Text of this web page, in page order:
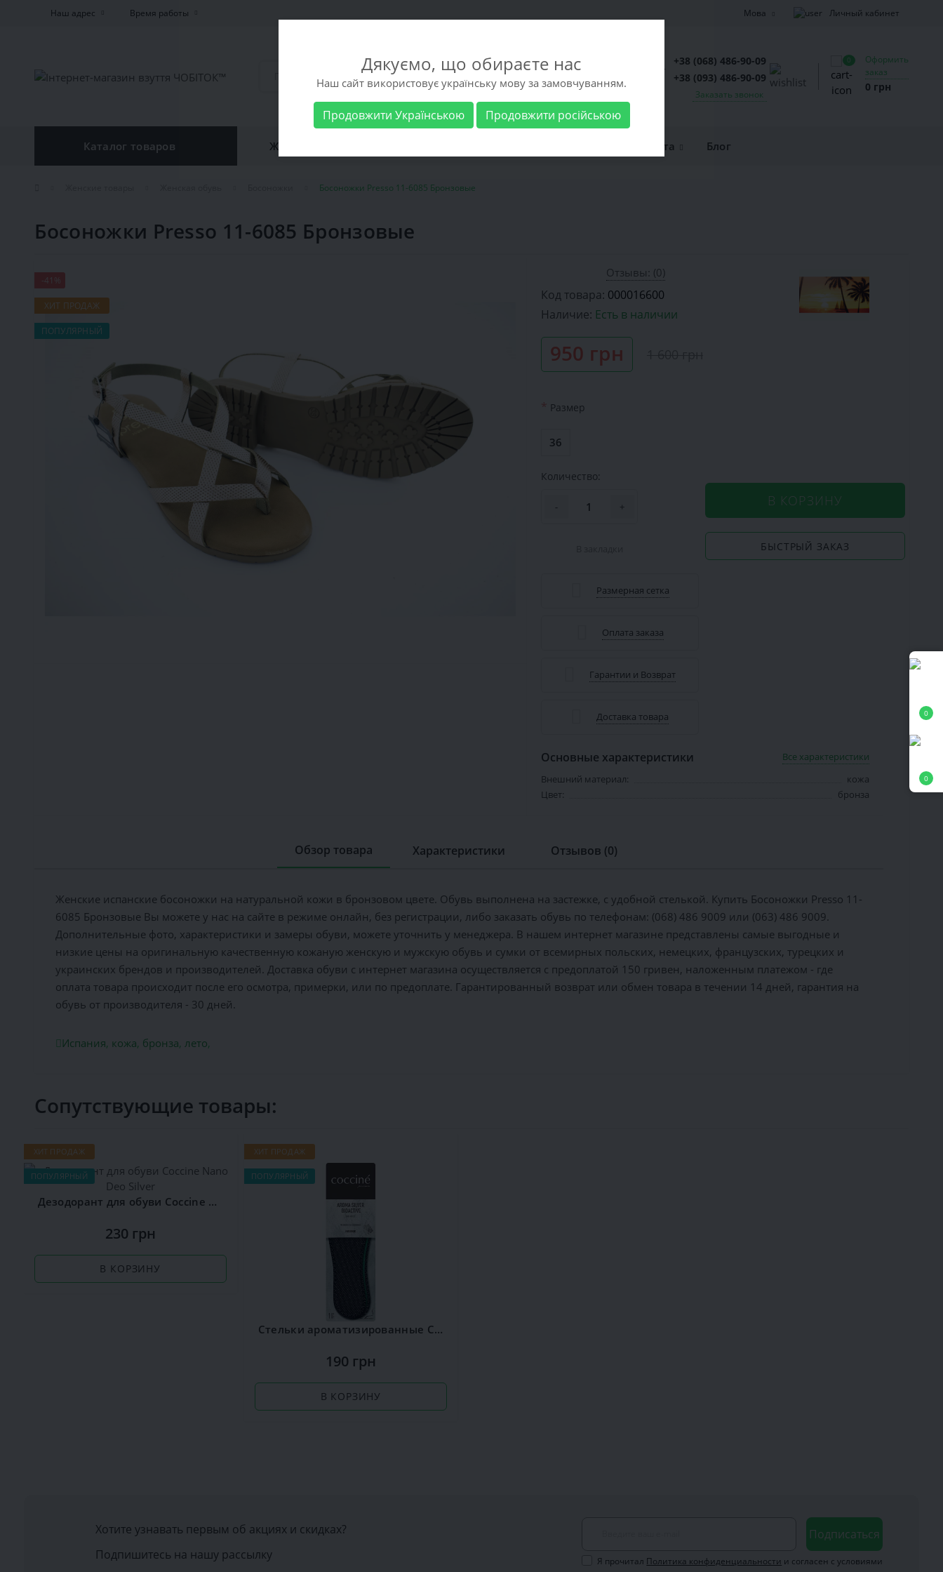
0
0
Наш адрес Время работы Мова Личный кабинет
+38 (068) 486-90-09
+38 (093) 486-90-09
Заказать звонок
0
Оформить
заказ
0 грн
Каталог товаров Женская обувь Доставка и оплата Блог
Босоножки Presso 11-6085 Бронзовые
Босоножки Presso 11-6085 Бронзовые
-41%
ХИТ ПРОДАЖ
ПОПУЛЯРНЫЙ
Отзывы: (0)
Код товара: 000016600
Наличие: Есть в наличии
950 грн
* Размер
36
Количество:
- + В КОРЗИНУ
БЫСТРЫЙ ЗАКАЗ
Размерная сетка
Оплата заказа
Гарантии и Возврат
Доставка товара
Основные характеристики
Все характеристики
Внешний материал:
кожа
Цвет:
бронза
Обзор товара Характеристики Отзывов (0)
Женские испанские босоножки на натуральной кожи в бронзовом цвете. Обувь выполнена на застежке, с удобной стелькой. Купить Босоножки Presso 11-
6085 Бронзовые Вы можете у нас на сайте в режиме онлайн, без регистрации, либо заказать обувь по телефонам: (068) 486 9009 или (063) 486 9009.
Дополнительные фото, характеристики и замеры обуви, можете уточнить у менеджера. В нашем интернет магазине представлены самые выгодные и
низкие цены на оригинальную качественную кожаную женскую и мужскую обувь и сумки от всемирных польских, немецких, французских, турецких и
украинских брендов и производителей. Доставка обуви с интернет магазина осуществляется c предоплатой 150 гривен, наложенным платежом - где
оплата товара происходит после его осмотра, примерки, или по предоплате. Гарантированный возврат или обмен товара в течении 14 дней, гарантия на
обувь от производителя - 30 дней.
Испания, кожа, бронза, лето,
Сопутствующие товары:
ХИТ ПРОДАЖ
ПОПУЛЯРНЫЙ
Дезодорант для обуви Сoccine Nano Deo Silver
230 грн
В КОРЗИНУ
ХИТ ПРОДАЖ
ПОПУЛЯРНЫЙ
Стельки ароматизированные Сoccine Silver
190 грн
В КОРЗИНУ
Хотите узнавать первым об акциях и скидках?
Подпишитесь на нашу рассылку
Подписаться
Я прочитал Политика конфиденциальности и согласен с условиями
Дякуємо, що обираєте нас
Наш сайт використовує українську мову за замовчуванням.
Продовжити Українською Продовжити російською